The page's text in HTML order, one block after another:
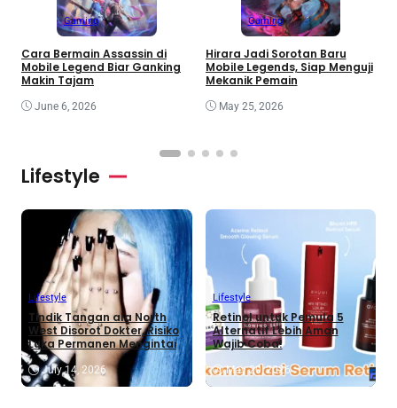
Gaming
Cara Bermain Assassin di
Mobile Legend Biar Ganking
Makin Tajam
June 6, 2026
Gaming
Hirara Jadi Sorotan Baru
Mobile Legends, Siap Menguji
Mekanik Pemain
May 25, 2026
Lifestyle
Lifestyle
Tindik Tangan ala North
West Disorot Dokter, Risiko
Luka Permanen Mengintai
July 14, 2026
Lifestyle
Retinol untuk Pemula 5
Alternatif Lebih Aman
Wajib Coba!
May 20, 2026